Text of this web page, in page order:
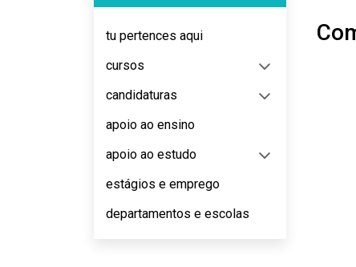
tu pertences aqui
cursos
candidaturas
apoio ao ensino
apoio ao estudo
estágios e emprego
departamentos e escolas